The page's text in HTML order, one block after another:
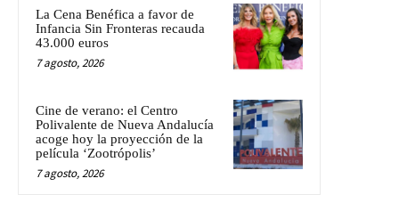
La Cena Benéfica a favor de
Infancia Sin Fronteras recauda
43.000 euros
7 agosto, 2026
Cine de verano: el Centro
Polivalente de Nueva Andalucía
acoge hoy la proyección de la
película ‘Zootrópolis’
7 agosto, 2026